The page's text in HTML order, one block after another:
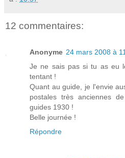
12 commentaires:
Anonyme 24 mars 2008 à
Je ne sais pas si tu as eu
tentant !
Quant au guide, je l'envie
postales très anciennes
guides 1930 !
Belle journée !
Répondre